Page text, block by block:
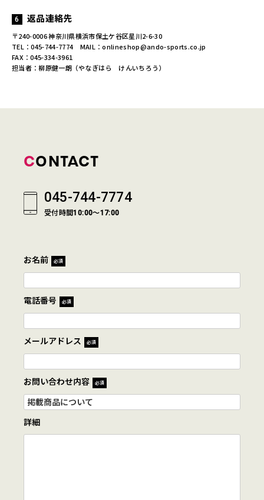
返品連絡先
〒240-0006 神奈川県横浜市保土ケ谷区星川2-6-30
TEL：045-744-7774 MAIL：onlineshop@ando-sports.co.jp
FAX：045-334-3961
担当者：柳原健一朗（やなぎはら けんいちろう）
CONTACT
045-744-7774
受付時間10:00～17:00
お名前 必須
電話番号 必須
メールアドレス 必須
お問い合わせ内容 必須
詳細